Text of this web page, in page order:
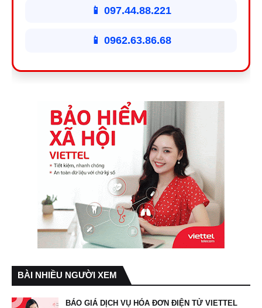
📱 097.44.88.221
📱 0962.63.86.68
BÀI NHIỀU NGƯỜI XEM
BÁO GIÁ DỊCH VỤ HÓA ĐƠN ĐIỆN TỬ VIETTEL